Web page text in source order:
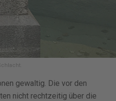
gewaltig. Die vor den
nicht rechtzeitig über die